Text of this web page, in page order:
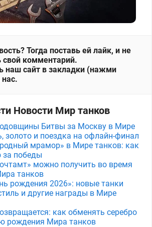
Тогда поставь ей лайк, и не
свой комментарий.
наш сайт в закладки (нажми
нас.
Новости Мир танков
Битвы за Москву в Мире
золото и поездка на офлайн-финал
мрамор» в Мире танков: как
за победы
можно получить во время
танков
рождения 2026»: новые танки
и другие награды в Мире
как обменять серебро
рождения Мира танков